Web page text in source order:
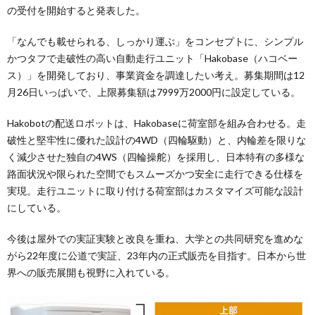
の受付を開始すると発表した。
「なんでも載せられる、しっかり運ぶ」をコンセプトに、シンプル
かつタフで走破性の高い自動走行ユニット「Hakobase（ハコベー
ス）」を開発しており、事業資金を調達したい考え。募集期間は12
月26日いっぱいで、上限募集額は7999万2000円に設定している。
Hakobotの配送ロボットは、Hakobaseに荷室部を組み合わせる。走
破性と堅牢性に優れた設計の4WD（四輪駆動）と、内輪差を限りな
く減少させた独自の4WS（四輪操舵）を採用し、日本特有の多様な
路面状況や限られた空間でもスムーズかつ安全に走行できる仕様を
実現。走行ユニットに取り付ける荷室部はカスタマイズ可能な設計
にしている。
今後は屋外での実証実験と改良を重ね、大学との共同研究を進めな
がら22年度に公道で実証、23年内の正式販売を目指す。日本から世
界への販売展開も視野に入れている。